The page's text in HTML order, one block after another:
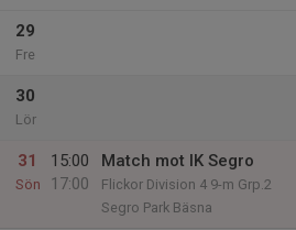
29
Fre
30
Lör
31
Sön
15:00
17:00
Match mot IK Segro
Flickor Division 4 9-m Grp.2
Segro Park Bäsna